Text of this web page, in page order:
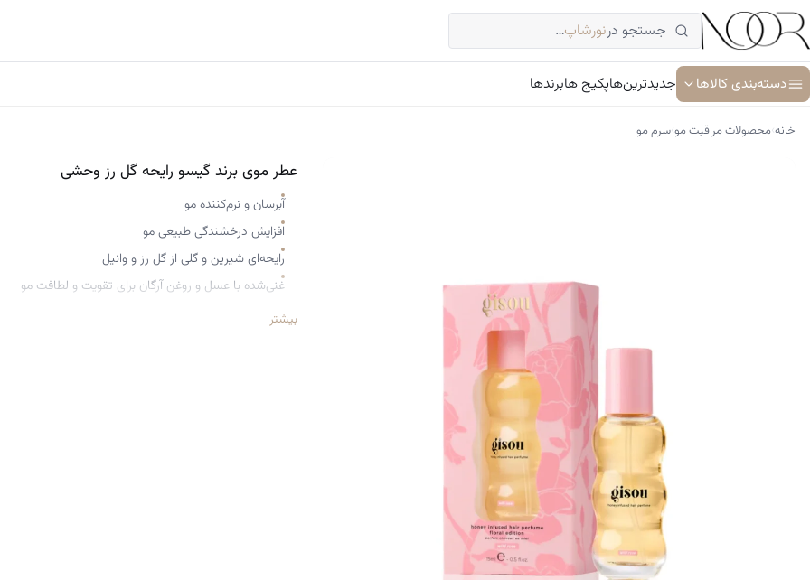
رفتن
به
محتوا
جستجو درنورشاپ…
دسته‌بندی کالاها جدیدترین‌هاپکیج هابرندها
خانه›محصولات مراقبت مو›سرم مو
عطر موی برند گیسو رایحه گل رز وحشی
آبرسان و نرم‌کننده مو
افزایش درخشندگی طبیعی مو
رایحه‌ای شیرین و گلی از گل رز و وانیل
غنی‌شده با عسل و روغن آرگان برای تقویت و لطافت مو
بسته‌بندی اورجینال با جعبه برند Gisouبیشتر